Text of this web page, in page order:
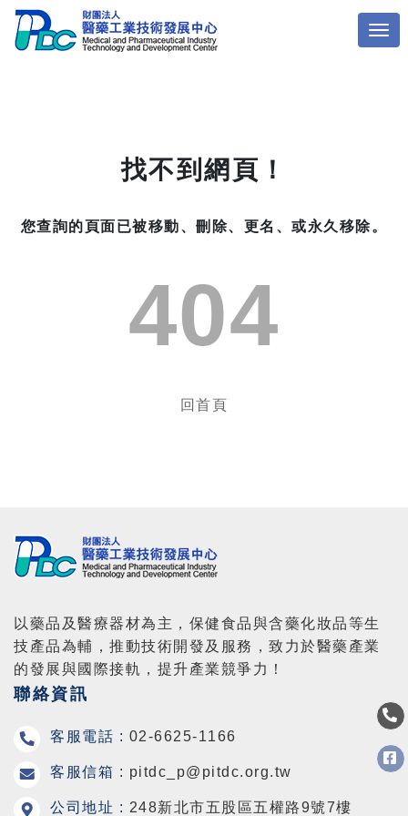
找不到網頁！
您查詢的頁面已被移動、刪除、更名、或永久移除。
404
回首頁
以藥品及醫療器材為主，保健食品與含藥化妝品等生
技產品為輔，推動技術開發及服務，致力於醫藥產業
的發展與國際接軌，提升產業競爭力！
聯絡資訊
客服電話 : 02-6625-1166
客服信箱 : pitdc_p@pitdc.org.tw
公司地址 : 248新北市五股區五權路9號7樓